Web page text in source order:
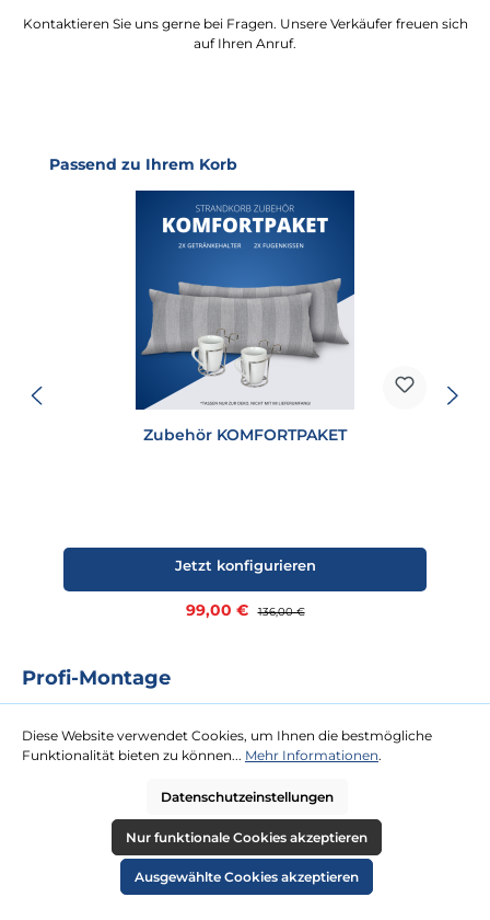
Kontaktieren Sie uns gerne bei Fragen. Unsere Verkäufer freuen sich
auf Ihren Anruf.
Produktgalerie überspringen
Passend zu Ihrem Korb
Zubehör KOMFORTPAKET
Verkaufspreis:
99,00 € Regulärer Preis:
136,00 €
Jetzt konfigurieren
Profi-Montage
kaum eine Dachterrasse zu hoch oder Tür zu schmal. Gegen eine
Festpauschale kommen zwei Tischler zu Ihnen und platzieren Ihren
mehr erfahren
Diese Website verwendet Cookies, um Ihnen die bestmögliche
Funktionalität bieten zu können... Mehr Informationen.
Datenschutzeinstellungen
Nur funktionale Cookies akzeptieren
Ausgewählte Cookies akzeptieren